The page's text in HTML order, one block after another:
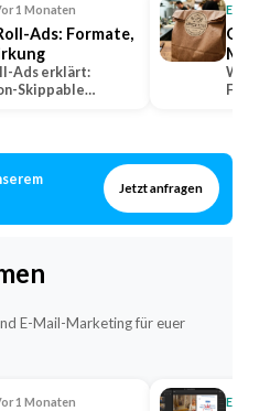
1 Monaten
Ads: Formate,
Ads erklärt:
Skippable
Was
Fast-
Jetzt anfragen
E-Mail-Marketing für euer
1 Monaten